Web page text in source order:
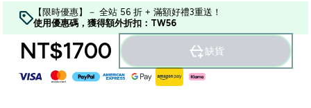
【限時優惠】－ 全站 56 折 + 滿額好禮3重送！
使用優惠碼，獲得額外折扣：TW56
NT$1700‎ 缺貨